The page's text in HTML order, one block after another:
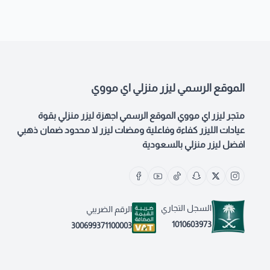
الموقع الرسمي ليزر منزلي اي مووي
متجر ليزر اي مووي الموقع الرسمي اجهزة ليزر منزلي بقوة
عيادات الليزر كفاءة وفاعلية ومضات ليزر لا محدود ضمان ذهبي
افضل ليزر منزلي بالسعودية
السجل التجاري
1010603973
الرقم الضريبي
300699371100003